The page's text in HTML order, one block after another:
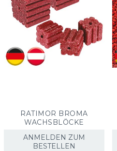
RATIMOR BROMA
WACHSBLÖCKE
ANMELDEN ZUM
BESTELLEN